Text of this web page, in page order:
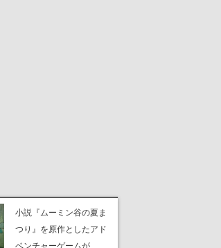
小説『ムーミン谷の夏ま
つり』を原作としたアド
ベンチャーゲームが